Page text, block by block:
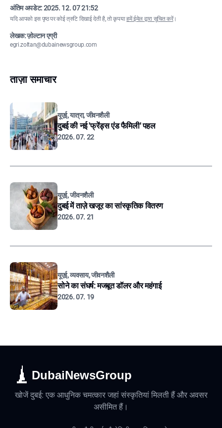
अंतिम अपडेट:2025. 12. 07 21:52
यदि आपको इस पृष्ठ पर कोई त्रुटि दिखाई देती है, तो कृपयाहमें ईमेल द्वारा सूचित करें।
लेखक: ज़ोल्टान एग्री
egri.zoltan@dubainewsgroup.com
ताज़ा समाचार
यूएई, यात्रा, जीवनशैली
दुबई की नई 'फ्रेंड्स एंड फैमिली' पहल
2026. 07. 22
यूएई, जीवनशैली
दुबई में ताज़े खजूर का सांस्कृतिक वितरण
2026. 07. 21
यूएई, व्यवसाय, जीवनशैली
सोने का संघर्ष: मजबूत डॉलर और महंगाई
2026. 07. 19
DubaiNewsGroup
खोजें दुबई: एक आधुनिक चमत्कार जहां संस्कृतियां मिलती हैं और अवसर
असीमित हैं।